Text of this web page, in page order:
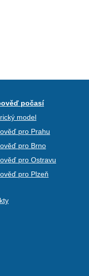
počasí
model
pro Prahu
pro Brno
pro Ostravu
pro Plzeň